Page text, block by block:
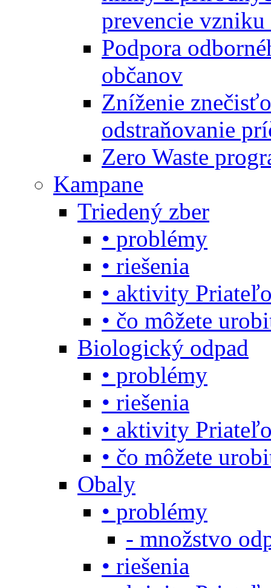
prevencie vzniku
Podpora
občanov
Zníženie
odstraňovanie
Zero Waste
Kampane
Triedený zber
• problémy
• riešenia
• aktivity
• čo môžete
Biologický odpad
• problémy
• riešenia
• aktivity
• čo môžete
Obaly
• problémy
- množstvo
• riešenia